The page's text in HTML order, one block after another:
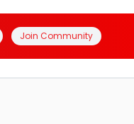
Join Community